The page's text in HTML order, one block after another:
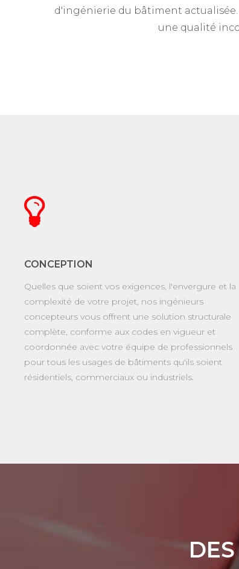
d'ingénierie du bâtiment
une qualité
CONCEPTION
Quelles que soient vos exigences, l'envergure et la
complexité de votre projet, nos ingénieurs
concepteurs vous offrent une solution structurale
complète, conforme aux codes en vigueur et
coordonnée avec votre équipe de professionnels
pour tous les usages de bâtiments qu'ils soient
résidentiels, commerciaux ou industriels.